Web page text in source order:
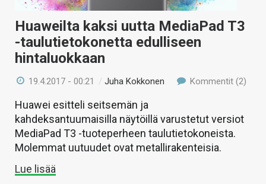
Huaweilta kaksi uutta MediaPad T3
-taulutietokonetta edulliseen
hintaluokkaan
19.4.2017 - 00:21 /Juha Kokkonen Kommentit (2)
Huawei esitteli seitsemän ja
kahdeksantuumaisilla näytöillä varustetut versiot
MediaPad T3 -tuoteperheen taulutietokoneista.
Molemmat uutuudet ovat metallirakenteisia.
Lue lisää